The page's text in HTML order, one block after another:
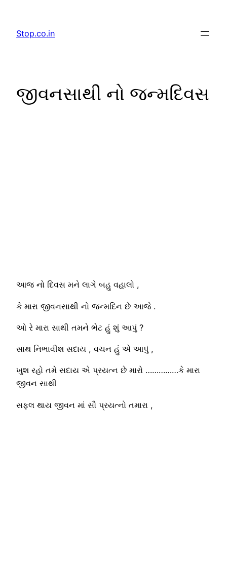
content
Stop.co.in
જીવનસાથી નો જન્મદિવસ
આજ નો દિવસ મને લાગે બહુ વહાલો ,
કે મારા જીવનસાથી નો જન્મદિન છે આજે .
ઓ રે મારા સાથી તમને ભેટ હું શું આપું ?
સાથ નિભાવીશ સદાય , વચન હું એ આપું ,
ખુશ રહો તમે સદાય એ પ્રયત્ન છે મારો ……………કે મારા
જીવન સાથી
સફલ થાય જીવન માં સૌ પ્રયત્નો તમારા ,